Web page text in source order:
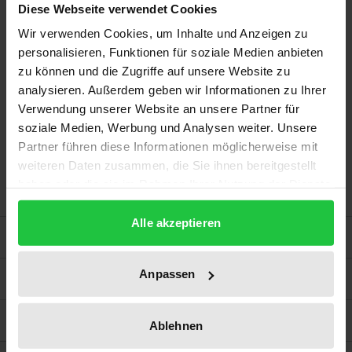
Diese Webseite verwendet Cookies
Wir verwenden Cookies, um Inhalte und Anzeigen zu
personalisieren, Funktionen für soziale Medien anbieten
zu können und die Zugriffe auf unsere Website zu
analysieren. Außerdem geben wir Informationen zu Ihrer
Verwendung unserer Website an unsere Partner für
soziale Medien, Werbung und Analysen weiter. Unsere
Partner führen diese Informationen möglicherweise mit
weiteren Daten zusammen, die Sie ihnen bereitgestellt
gesammelt haben.
Alle akzeptieren
Anpassen
Ablehnen
Der Autor fragt nach den Gründen für dieses
Scheitern – und stößt damit in eine
Forschungslücke. Ausgehend von theoretischen
Überlegungen zur Interaktion politischer
Organisationen und Gruppen untersucht er Fälle
aus dem deutschen Links- und Rechtsextremismus.
Das Ergebnis ist ein Erklärungsansatz, der auch auf
Kooperationsversuche jenseits der Links-Rechts-